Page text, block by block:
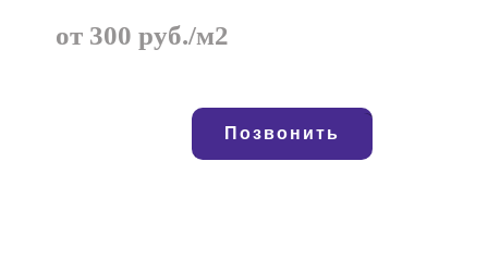
от 300 руб./м2
Позвонить